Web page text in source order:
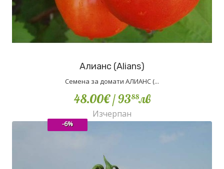
Алианс (Alians)
Семена за домати АЛИАНС (...
48.00€/ 9388лв
Изчерпан
-6%